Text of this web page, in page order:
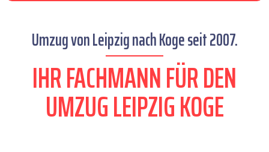
Umzug von Leipzig nach Koge seit 2007.
IHR FACHMANN FÜR DEN
UMZUG LEIPZIG KOGE